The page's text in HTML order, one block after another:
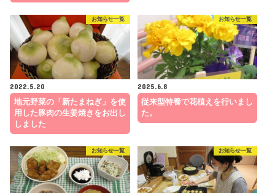
お知らせ一覧
2022.5.20
地元野菜の「新たまねぎ」を使
用した豚肉の生姜焼きをお出し
しました
お知らせ一覧
2025.6.8
従来型特養で花植えを行いまし
た。
お知らせ一覧 お知らせ一覧